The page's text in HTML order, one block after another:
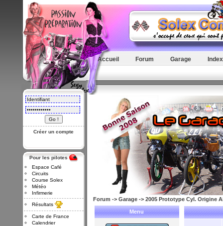
Créer un compte
Pour les pilotes
Espace Café
Circuits
Course Solex
Météo
Infirmerie
Résultats
Carte de France
Calendrier
Accueil Forum Garage
Forum -> Garage-> 2005 Prototype Cyl. Origine
Menu